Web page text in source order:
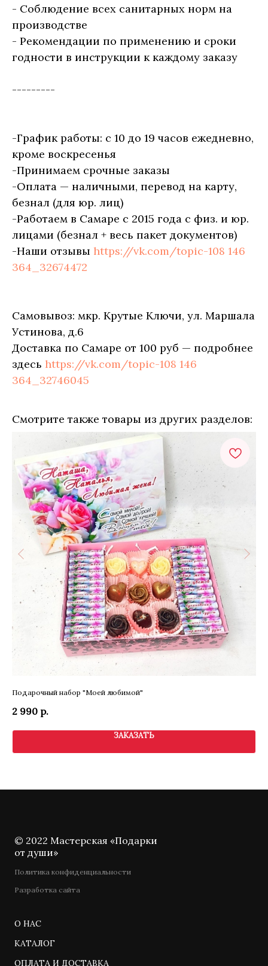
- Соблюдение всех санитарных норм на
производстве
- Рекомендации по применению и сроки
годности в инструкции к каждому заказу
---------
-График работы: с 10 до 19 часов ежедневно,
кроме воскресенья
-Принимаем срочные заказы
-Оплата — наличными, перевод на карту,
безнал (для юр. лиц)
-Работаем в Самаре с 2015 года с физ. и юр.
лицами (безнал + весь пакет документов)
-Наши отзывы https://vk.com/topic-108 146
364_32674472
Самовывоз: мкр. Крутые Ключи, ул. Маршала
Устинова, д.6
Доставка по Самаре от 100 руб — подробнее
здесь https://vk.com/topic-108 146
364_32746045
Смотрите также товары из других разделов:
Подарочный набор "Моей любимой"
2 990 р.
ЗАКАЗАТЬ
© 2022 Мастерская «Подарки
от души»
Политика конфиденциальности
Разработка сайта
О НАС
КАТАЛОГ
ОПЛАТА И ДОСТАВКА